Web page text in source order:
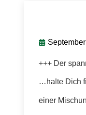
+++ Der
…halte Dich
einer